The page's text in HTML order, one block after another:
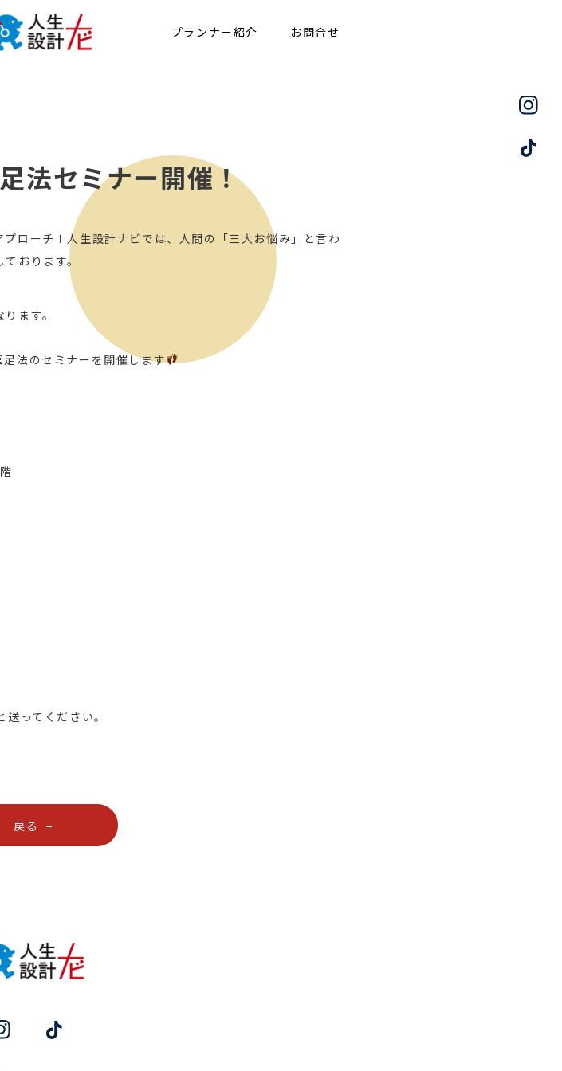
プランナー紹介 お問合せ
法セミナー開催！
ローチ！人生設計ナビでは、人間の「三大お悩み」と言わ
おります。
ます。
法のセミナーを開催します
ってください。
戻る